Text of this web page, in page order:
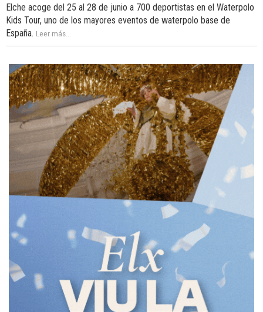
Elche acoge del 25 al 28 de junio a 700 deportistas en el Waterpolo
Kids Tour, uno de los mayores eventos de waterpolo base de
España. Leer más...